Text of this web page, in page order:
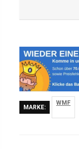
MARKE:
WMF